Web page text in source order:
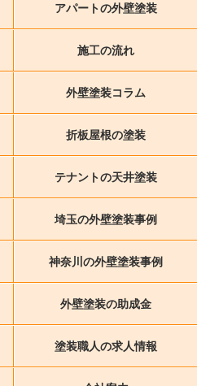
アパートの外壁塗装
施工の流れ
外壁塗装コラム
折板屋根の塗装
テナントの天井塗装
埼玉の外壁塗装事例
神奈川の外壁塗装事例
外壁塗装の助成金
塗装職人の求人情報